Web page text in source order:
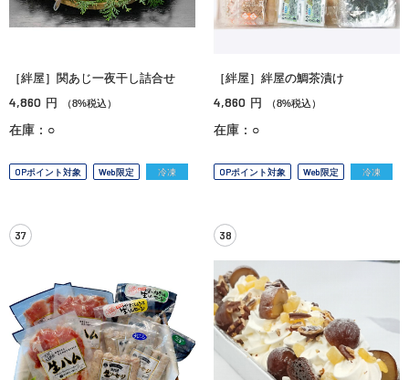
［絆屋］関あじ一夜干し詰合せ
4,860 円 （8%税込）
在庫：○
OPポイント対象 Web限定 冷凍
［絆屋］絆屋の鯛茶漬け
4,860 円 （8%税込）
在庫：○
OPポイント対象 Web限定 冷凍
37 38